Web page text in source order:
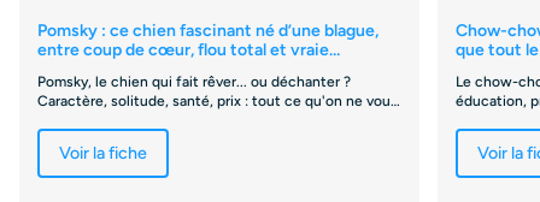
Pomsky : ce chien fascinant né d’une blague,
entre coup de cœur, flou total et vraie
Pomsky, le chien qui fait rêver... ou déchanter ?
Caractère, solitude, santé, prix : tout ce qu'on ne vous
Voir la fiche
Chow-
que tout
Le chow-
éducation,
Voir la